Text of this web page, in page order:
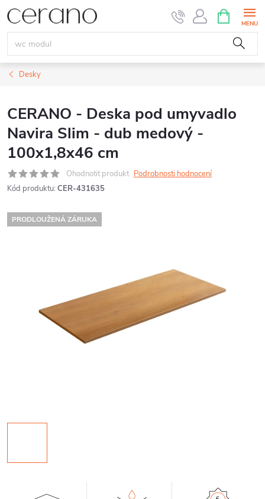
Přejít
na
obsah
NÁKUPNÍ
KOŠÍK
Desky
CERANO - Deska pod umyvadlo
Navira Slim - dub medový -
100x1,8x46 cm
Ohodnotit produkt Podrobnosti hodnocení
Kód produktu: CER-431635
PRODLOUŽENÁ ZÁRUKA